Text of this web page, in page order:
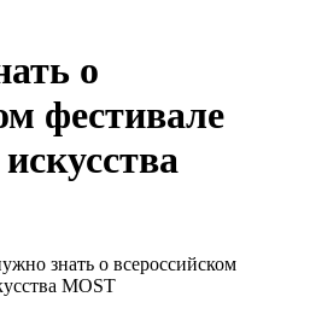
о
фестивале
знать о всероссийском
MOST